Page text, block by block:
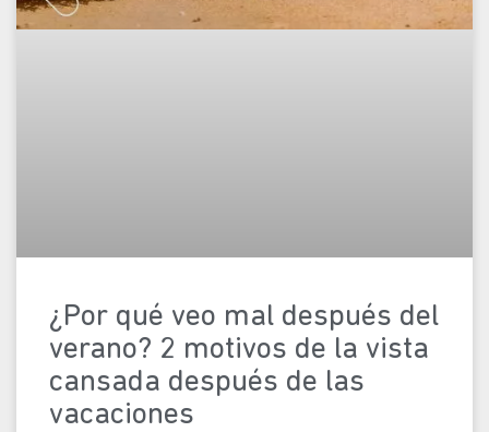
¿Por qué veo mal después del
verano? 2 motivos de la vista
cansada después de las
vacaciones